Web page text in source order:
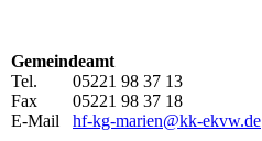
Gemeindeamt
Tel. 05221 98 37 13
Fax 05221 98 37 18
E-Mail hf-kg-marien@kk-ekvw.de